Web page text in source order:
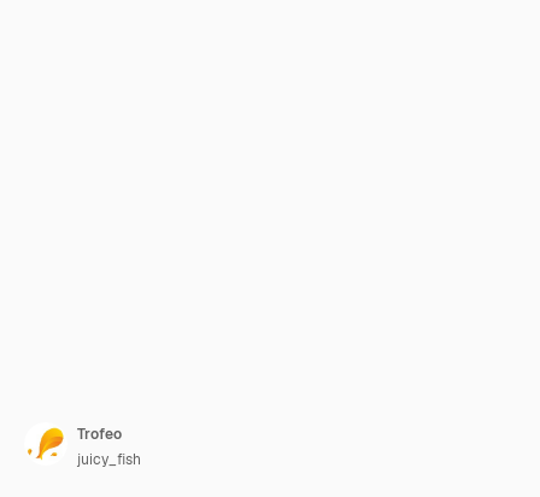
Trofeo
juicy_fish